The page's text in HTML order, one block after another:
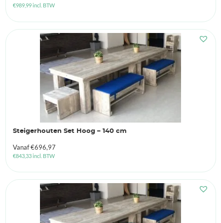
€989,99incl. BTW
Steigerhouten Set Hoog – 140 cm
Vanaf€696,97
€843,33incl. BTW